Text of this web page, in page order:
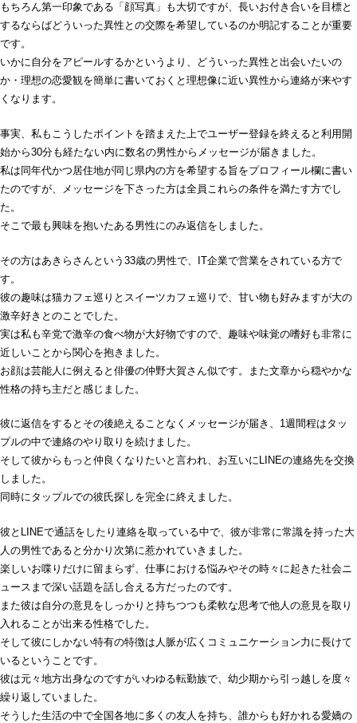
もちろん第一印象である「顔写真」も大切ですが、長いお付き合いを目標と
するならばどういった異性との交際を希望しているのか明記することが重要
です。
いかに自分をアピールするかというより、どういった異性と出会いたいの
か・理想の恋愛観を簡単に書いておくと理想像に近い異性から連絡が来やす
くなります。
事実、私もこうしたポイントを踏まえた上でユーザー登録を終えると利用開
始から30分も経たない内に数名の男性からメッセージが届きました。
私は同年代かつ居住地が同じ県内の方を希望する旨をプロフィール欄に書い
たのですが、メッセージを下さった方は全員これらの条件を満たす方でし
た。
そこで最も興味を抱いたある男性にのみ返信をしました。
その方はあきらさんという33歳の男性で、IT企業で営業をされている方で
す。
彼の趣味は猫カフェ巡りとスイーツカフェ巡りで、甘い物も好みますが大の
激辛好きとのことでした。
実は私も辛党で激辛の食べ物が大好物ですので、趣味や味覚の嗜好も非常に
近しいことから関心を抱きました。
お顔は芸能人に例えると俳優の仲野大賀さん似です。また文章から穏やかな
性格の持ち主だと感じました。
彼に返信をするとその後絶えることなくメッセージが届き、1週間程はタッ
プルの中で連絡のやり取りを続けました。
そして彼からもっと仲良くなりたいと言われ、お互いにLINEの連絡先を交換
しました。
同時にタップルでの彼氏探しを完全に終えました。
彼とLINEで通話をしたり連絡を取っている中で、彼が非常に常識を持った大
人の男性であると分かり次第に惹かれていきました。
楽しいお喋りだけに留まらず、仕事における悩みやその時々に起きた社会ニ
ュースまで深い話題を話し合える方だったのです。
また彼は自分の意見をしっかりと持ちつつも柔軟な思考で他人の意見を取り
入れることが出来る性格でした。
そして彼にしかない特有の特徴は人脈が広くコミュニケーション力に長けて
いるということです。
彼は元々地方出身なのですがいわゆる転勤族で、幼少期から引っ越しを度々
繰り返していました。
そうした生活の中で全国各地に多くの友人を持ち、誰からも好かれる愛嬌の